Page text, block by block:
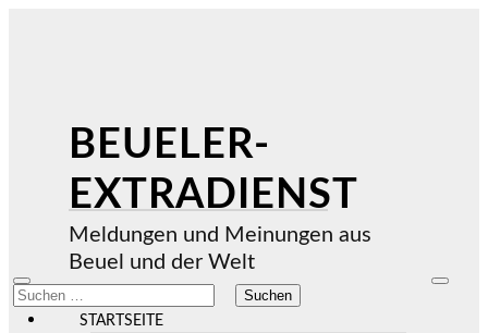
BEUELER-
EXTRADIENST
Meldungen und Meinungen aus
Beuel und der Welt
Mobile-
Menü
ein-/ausblenden
Suchen
nach:
STARTSEITE